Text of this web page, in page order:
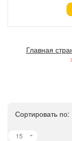
Главная
Сортировать по:
15